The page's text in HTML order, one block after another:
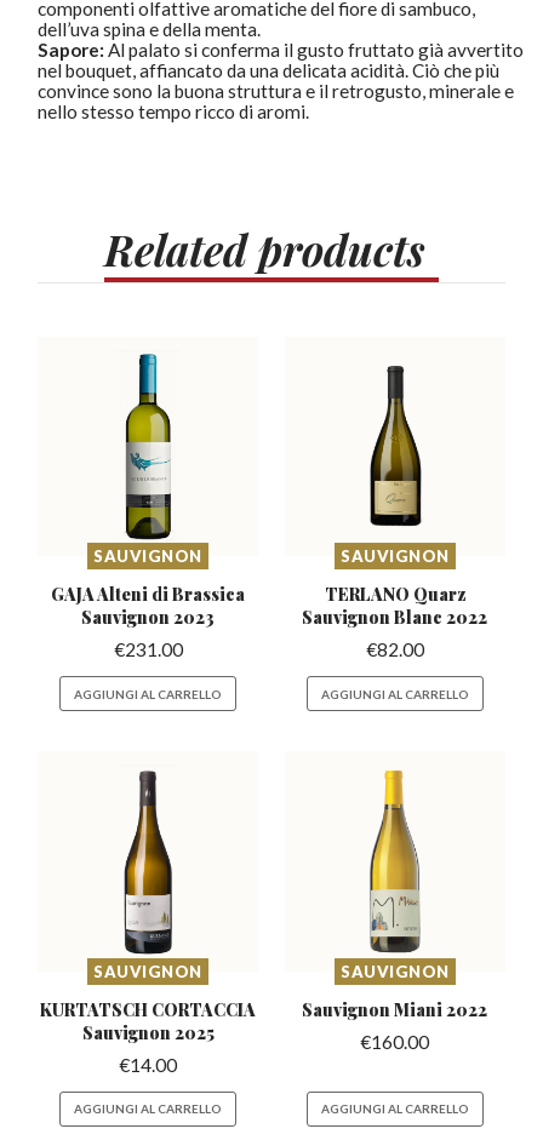
componenti olfattive aromatiche del fiore di sambuco,
dell’uva spina e della menta.
Sapore: Al palato si conferma il gusto fruttato già avvertito
nel bouquet, affiancato da una delicata acidità. Ciò che più
convince sono la buona struttura e il retrogusto, minerale e
nello stesso tempo ricco di aromi.
Relatedproducts
SAUVIGNON
GAJA Alteni di Brassica
Sauvignon 2023
€231.00
AGGIUNGI AL CARRELLO
SAUVIGNON
TERLANO Quarz
SauvignonBlanc 2022
€82.00
AGGIUNGI AL CARRELLO
SAUVIGNON
KURTATSCH CORTACCIA
Sauvignon 2025
€14.00
AGGIUNGI AL CARRELLO
SAUVIGNON
Sauvignon Miani 2022
€160.00
AGGIUNGI AL CARRELLO